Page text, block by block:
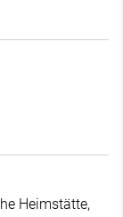
Heimstätte,